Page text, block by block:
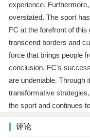
experience.
overstated. The sport
FC at the forefront of
transcend borders and
force that brings people
conclusion, FC's
are undeniable. Through
transformative
the sport and continues
评论